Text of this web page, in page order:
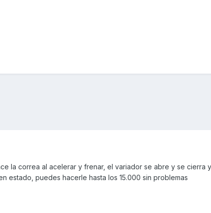
la correa al acelerar y frenar, el variador se abre y se cierra
estado, puedes hacerle hasta los 15.000 sin problemas